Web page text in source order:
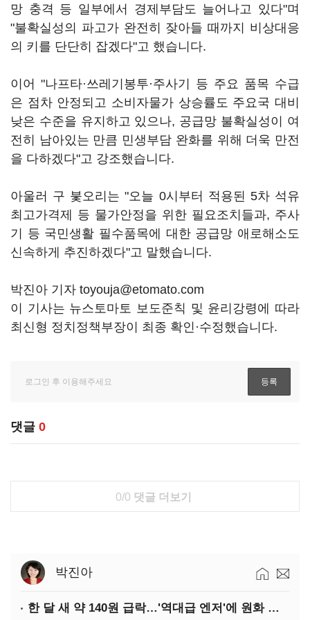
망 충격 등 일부에서 경제부담도 늘어나고 있다"며
"불확실성의 파고가 완전히 잦아들 때까지 비상대응
의 키를 단단히 잡겠다"고 했습니다.
이어 "나프타·쓰레기봉투·주사기 등 주요 품목 수급
은 점차 안정되고 소비자물가 상승률도 주요국 대비
낮은 수준을 유지하고 있으나, 공급망 불확실성이 여
전히 남아있는 만큼 민생부담 완화를 위해 더욱 만전
을 다하겠다"고 강조했습니다.
아울러 구 붗오리는 "오늘 0시부터 적용된 5차 석유
최고가격제 등 물가안정을 위한 필요조치들과, 주사
기 등 국민생활 필수품목에 대한 공급망 애로해소도
신속하게 추진하겠다"고 말했습니다.
박진아 기자 toyouja@etomato.com
이 기사는 뉴스토마토 보도준칙 및 윤리강령에 따라
최신형 정치정책부장이 최종 확인·수정했습니다.
댓글 0
0/0 댓글 더보기
박진아
한 달 새 약 140원 급락…'역대급 엔저'에 원화 변곡점